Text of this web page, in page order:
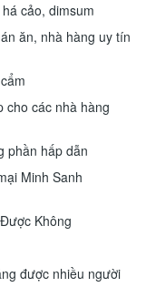
cảo, dimsum
ăn, nhà hàng uy tín
cho các nhà hàng
phần hấp dẫn
Minh Sanh
Không
được nhiều người